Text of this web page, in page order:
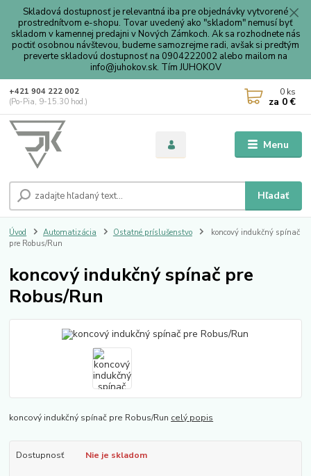
Skladová dostupnosť je relevantná iba pre objednávky vytvorené
prostrednítvom e-shopu. Tovar uvedený ako "skladom" nemusí byť
skladom v kamennej predajni v Nových Zámkoch. Ak sa rozhodnete nás
poctiť osobnou návštevou, budeme samozrejme radi, avšak si predtým
preverte skladovú dostupnosť na 0904222002 alebo mailom na
info@juhokov.sk. Tím JUHOKOV
Menu
Hľadať
+421 904 222 002
(Po-Pia, 9-15.30 hod.)
0 ks
za 0 €
Úvod Automatizácia Ostatné príslušenstvo
koncový indukčný spínač
pre Robus/Run
koncový indukčný spínač pre
Robus/Run
koncový indukčný spínač pre Robus/Run celý popis
Dostupnosť Nie je skladom